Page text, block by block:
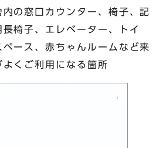
の窓口カウンター、椅子、記
椅子、エレベーター、トイ
ペース、赤ちゃんルームなど来
よくご利用になる箇所